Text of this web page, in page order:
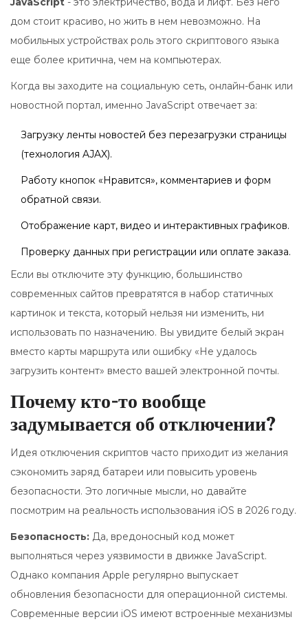
дом стоит красиво, но жить в нем невозможно. На
мобильных устройствах роль этого скриптового языка
еще более критична, чем на компьютерах.
Когда вы заходите на социальную сеть, онлайн-банк или
новостной портал, именно JavaScript отвечает за:
Загрузку ленты новостей без перезагрузки страницы
(технология AJAX).
Работу кнопок «Нравится», комментариев и форм
обратной связи.
Отображение карт, видео и интерактивных графиков.
Проверку данных при регистрации или оплате заказа.
Если вы отключите эту функцию, большинство
современных сайтов превратятся в набор статичных
картинок и текста, который нельзя ни изменить, ни
использовать по назначению. Вы увидите белый экран
вместо карты маршрута или ошибку «Не удалось
загрузить контент» вместо вашей электронной почты.
Почему кто-то вообще
задумывается об отключении?
Идея отключения скриптов часто приходит из желания
сэкономить заряд батареи или повысить уровень
безопасности. Это логичные мысли, но давайте
посмотрим на реальность использования iOS в 2026 году.
Безопасность: Да, вредоносный код может
выполняться через уязвимости в движке JavaScript.
Однако компания Apple регулярно выпускает
обновления безопасности для операционной системы.
Современные версии iOS имеют встроенные механизмы